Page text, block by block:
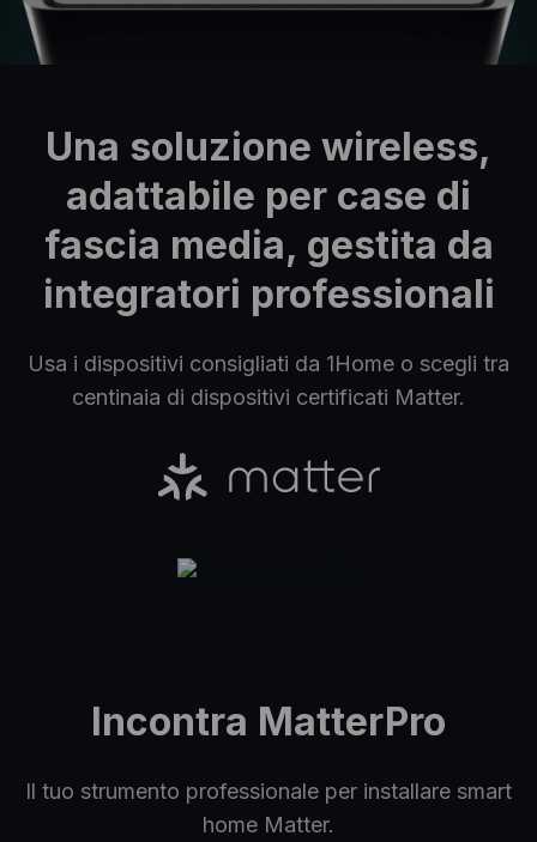
Una soluzione wireless,
adattabile per case di
fascia media, gestita da
integratori professionali
Usa i dispositivi consigliati da 1Home o scegli tra
centinaia di dispositivi certificati Matter.
Incontra MatterPro
Il tuo strumento professionale per installare smart
home Matter.